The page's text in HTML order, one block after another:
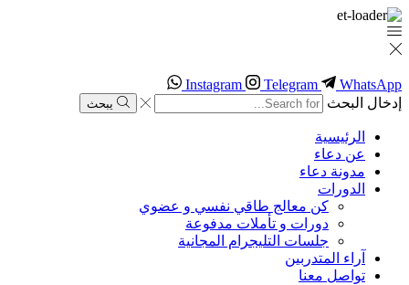
Instagram Telegram
WhatsApp
إدخال البحث
يبحث
الرئيسية
عن دعاء
مدونة دعاء
الدورات
كن معالج طاقي نفسي و عضوي
دورات و تأملات مدفوعة
جلسات التليجرام المجانية
آراء المتدربين
تواصل معنا